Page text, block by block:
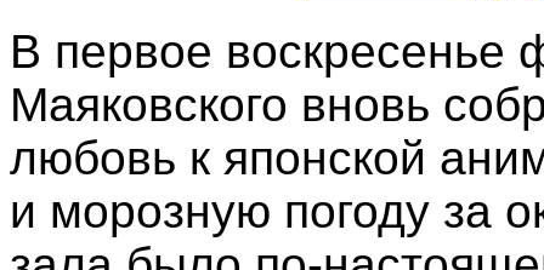
В первое воскресенье
Маяковского вновь
любовь к японской
и морозную погоду за